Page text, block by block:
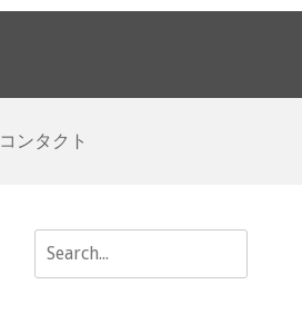
コンタクト
Search
for: